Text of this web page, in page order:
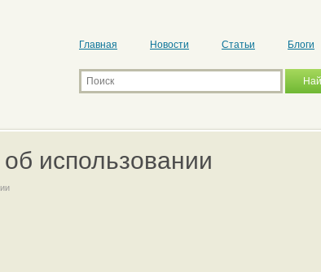
Главная Новости Статьи Блоги
использовании